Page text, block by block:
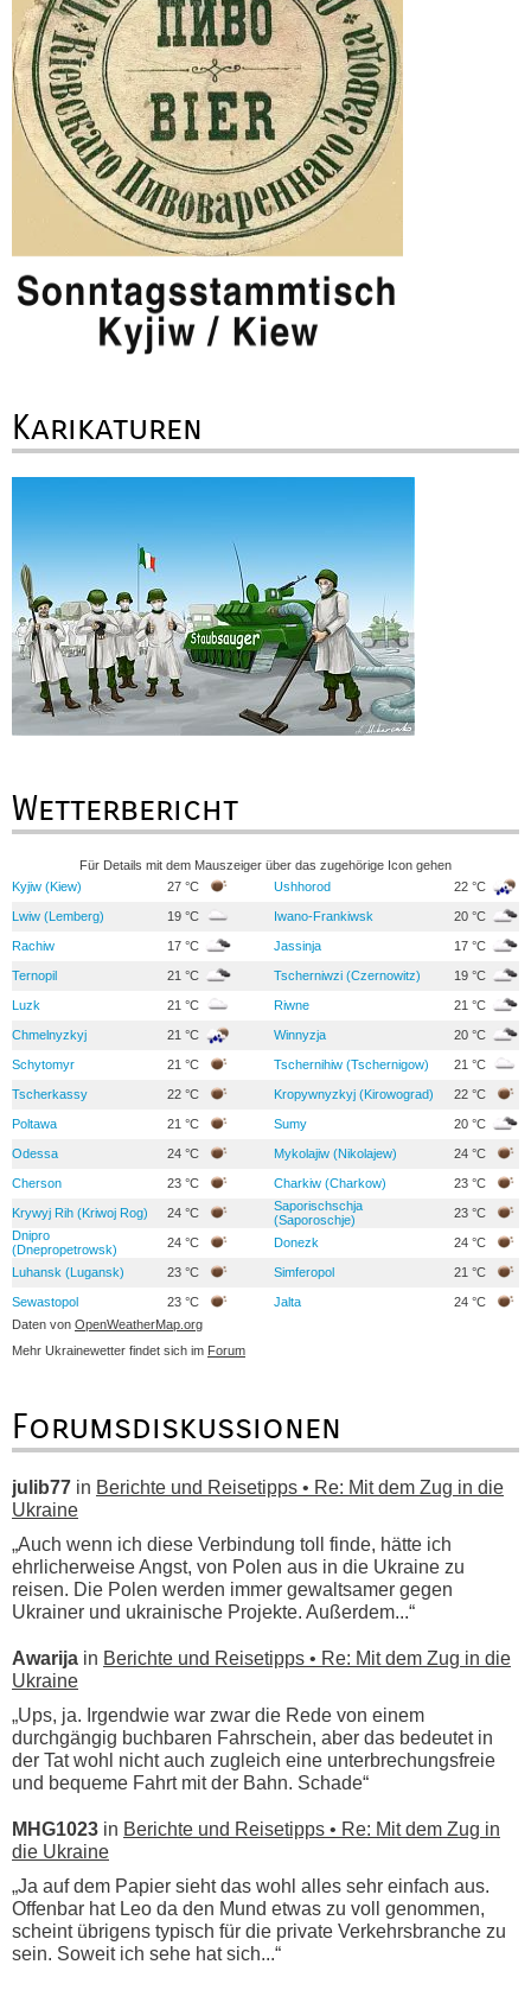
Karikaturen
Wetterbericht
Für Details mit dem Mauszeiger über das zugehörige Icon gehen
Kyjiw (Kiew)
27 °C Ushhorod 22 °C
Lwiw (Lemberg) 19 °C Iwano-Frankiwsk 20 °C
Rachiw 17 °C Jassinja 17 °C
Ternopil 21 °C Tscherniwzi (Czernowitz) 19 °C
Luzk 21 °C Riwne 21 °C
Chmelnyzkyj 21 °C Winnyzja 20 °C
Schytomyr 21 °C Tschernihiw (Tschernigow) 21 °C
Tscherkassy 22 °C Kropywnyzkyj (Kirowograd) 22 °C
Poltawa 21 °C Sumy 20 °C
Odessa 24 °C Mykolajiw (Nikolajew) 24 °C
Cherson 23 °C Charkiw (Charkow) 23 °C
Krywyj Rih (Kriwoj Rog) 24 °C
Saporischschja
(Saporoschje)
23 °C
Dnipro
(Dnepropetrowsk)
24 °C Donezk 24 °C
Luhansk (Lugansk) 23 °C Simferopol 21 °C
Sewastopol 23 °C Jalta
24 °C
Daten von OpenWeatherMap.org
Mehr Ukrainewetter findet sich im Forum
Forumsdiskussionen
julib77 in Berichte und Reisetipps • Re: Mit dem Zug in die
Ukraine
„Auch wenn ich diese Verbindung toll finde, hätte ich
ehrlicherweise Angst, von Polen aus in die Ukraine zu
reisen. Die Polen werden immer gewaltsamer gegen
Ukrainer und ukrainische Projekte. Außerdem...“
Awarija in Berichte und Reisetipps • Re: Mit dem Zug in die
Ukraine
„Ups, ja. Irgendwie war zwar die Rede von einem
durchgängig buchbaren Fahrschein, aber das bedeutet in
der Tat wohl nicht auch zugleich eine unterbrechungsfreie
und bequeme Fahrt mit der Bahn. Schade“
MHG1023 in Berichte und Reisetipps • Re: Mit dem Zug in
die Ukraine
„Ja auf dem Papier sieht das wohl alles sehr einfach aus.
Offenbar hat Leo da den Mund etwas zu voll genommen,
scheint übrigens typisch für die private Verkehrsbranche zu
sein. Soweit ich sehe hat sich...“